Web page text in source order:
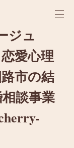
ジュ
愛心理
市の結
談事業